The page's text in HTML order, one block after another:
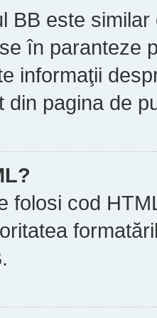
BB este
în paranteze
informaţii
din pagina de
folosi cod